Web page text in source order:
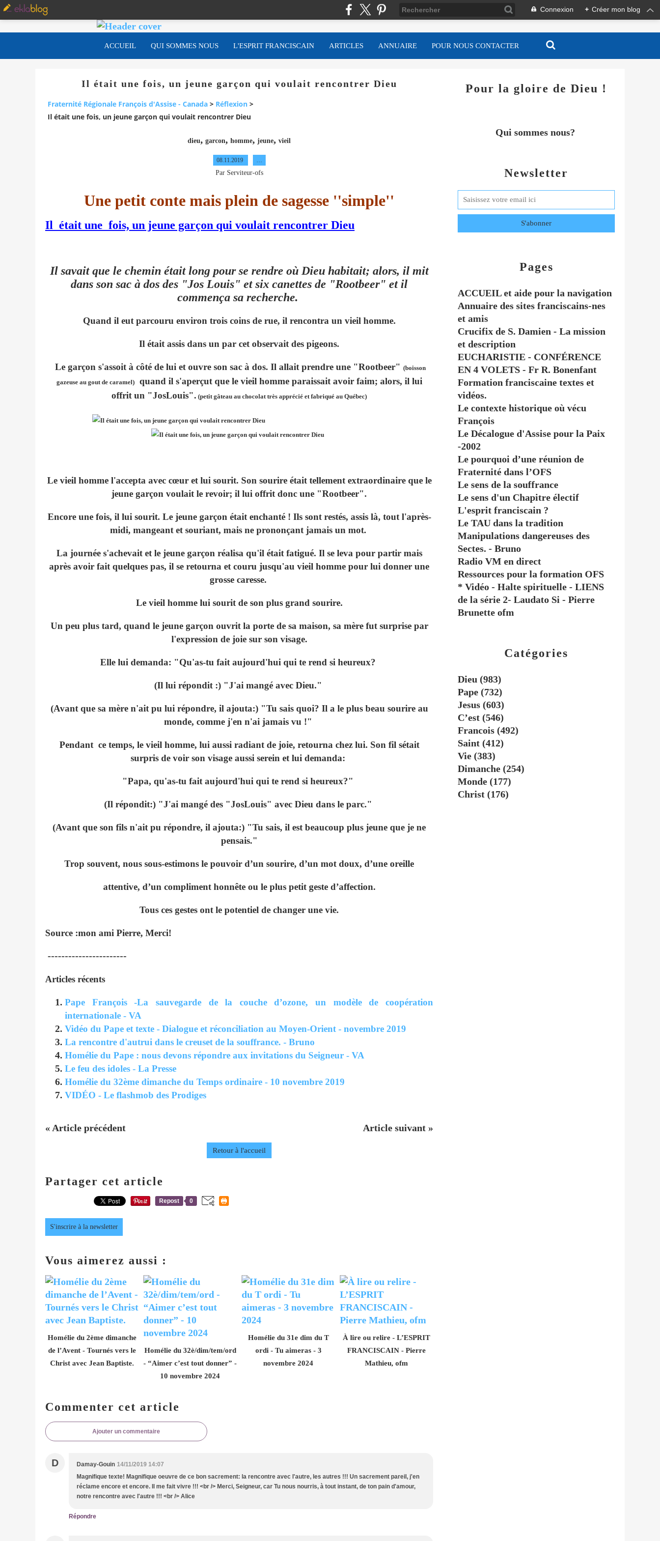
Connexion + Créer mon blog
ACCUEIL QUI SOMMES NOUS L'ESPRIT FRANCISCAIN ARTICLES ANNUAIRE POUR NOUS CONTACTER
Il était une fois, un jeune garçon qui voulait rencontrer Dieu
Fraternité Régionale François d'Assise - Canada > Réflexion >
Il était une fois, un jeune garçon qui voulait rencontrer Dieu
dieu, garcon, homme, jeune, vieil
08.11.2019
Par Serviteur-ofs
Une petit conte mais plein de sagesse ''simple''
Il était une fois, un jeune garçon qui voulait rencontrer Dieu
Il savait que le chemin était long pour se rendre où Dieu habitait; alors, il mit
dans son sac à dos des "Jos Louis" et six canettes de "Rootbeer" et il
commença sa recherche.
Quand il eut parcouru environ trois coins de rue, il rencontra un vieil homme.
Il était assis dans un par cet observait des pigeons.
Le garçon s'assoit à côté de lui et ouvre son sac à dos. Il allait prendre une "Rootbeer" (boisson
gazeuse au gout de caramel)quand il s'aperçut que le vieil homme paraissait avoir faim; alors, il lui
offrit un "JosLouis". (petit gâteau au chocolat très apprécié et fabriqué au Québec)
Le vieil homme l'accepta avec cœur et lui sourit. Son sourire était tellement extraordinaire que le
jeune garçon voulait le revoir; il lui offrit donc une "Rootbeer".
Encore une fois, il lui sourit. Le jeune garçon était enchanté ! Ils sont restés, assis là, tout l'après-
midi, mangeant et souriant, mais ne prononçant jamais un mot.
La journée s'achevait et le jeune garçon réalisa qu'il était fatigué. Il se leva pour partir mais
après avoir fait quelques pas, il se retourna et couru jusqu'au vieil homme pour lui donner une
grosse caresse.
Le vieil homme lui sourit de son plus grand sourire.
Un peu plus tard, quand le jeune garçon ouvrit la porte de sa maison, sa mère fut surprise par
l'expression de joie sur son visage.
Elle lui demanda: "Qu'as-tu fait aujourd'hui qui te rend si heureux?
(Il lui répondit :) "J'ai mangé avec Dieu."
(Avant que sa mère n'ait pu lui répondre, il ajouta:) "Tu sais quoi? Il a le plus beau sourire au
monde, comme j'en n'ai jamais vu !"
Pendant ce temps, le vieil homme, lui aussi radiant de joie, retourna chez lui. Son fil sétait
surpris de voir son visage aussi serein et lui demanda:
"Papa, qu'as-tu fait aujourd'hui qui te rend si heureux?"
(Il répondit:) "J'ai mangé des "JosLouis" avec Dieu dans le parc."
(Avant que son fils n'ait pu répondre, il ajouta:) "Tu sais, il est beaucoup plus jeune que je ne
pensais."
Trop souvent, nous sous-estimons le pouvoir d’un sourire, d’un mot doux, d’une oreille
attentive, d’un compliment honnête ou le plus petit geste d’affection.
Tous ces gestes ont le potentiel de changer une vie.
Source :mon ami Pierre, Merci!
-----------------------
Articles récents
Pape François -La sauvegarde de la couche d’ozone, un modèle de coopération
internationale - VA
Vidéo du Pape et texte - Dialogue et réconciliation au Moyen-Orient - novembre 2019
La rencontre d'autrui dans le creuset de la souffrance. - Bruno
Homélie du Pape : nous devons répondre aux invitations du Seigneur - VA
Le feu des idoles - La Presse
Homélie du 32ème dimanche du Temps ordinaire - 10 novembre 2019
VIDÉO - Le flashmob des Prodiges
« Article précédent Article suivant »
Retour à l'accueil
Partager cet article
Repost 0
S'inscrire à la newsletter
Vous aimerez aussi :
Homélie du 2ème dimanche
de l’Avent - Tournés vers le
Christ avec Jean Baptiste.
Homélie du 32è/dim/tem/ord
- “Aimer c’est tout donner” -
10 novembre 2024
Homélie du 31e dim du T
ordi - Tu aimeras - 3
novembre 2024
À lire ou relire - L’ESPRIT
FRANCISCAIN - Pierre
Mathieu, ofm
Commenter cet article
Ajouter un commentaire
D Damay-Gouin 14/11/2019 14:07
Magnifique texte! Magnifique oeuvre de ce bon sacrement: la rencontre avec l'autre, les autres !!! Un sacrement pareil, j'en
réclame encore et encore. Il me fait vivre !!! <br /> Merci, Seigneur, car Tu nous nourris, à tout instant, de ton pain d'amour,
notre rencontre avec l'autre !!! <br /> Alice
Répondre
Newsletter
Catégories
Dieu (983)
Pape (732)
Jesus (603)
C’est (546)
Francois (492)
Saint (412)
Vie (383)
Dimanche (254)
Monde (177)
Christ (176)
Pages
ACCUEIL et aide pour la navigation
Annuaire des sites franciscains-nes
et amis
Crucifix de S. Damien - La mission
et description
EUCHARISTIE - CONFÉRENCE
EN 4 VOLETS - Fr R. Bonenfant
Formation franciscaine textes et
vidéos.
Le contexte historique où vécu
François
Le Décalogue d'Assise pour la Paix
-2002
Le pourquoi d’une réunion de
Fraternité dans l’OFS
Le sens de la souffrance
Le sens d'un Chapitre électif
L'esprit franciscain ?
Le TAU dans la tradition
Manipulations dangereuses des
Sectes. - Bruno
Radio VM en direct
Ressources pour la formation OFS
* Vidéo - Halte spirituelle - LIENS
de la série 2- Laudato Si - Pierre
Brunette ofm
Pour la gloire de Dieu !
Qui sommes nous?